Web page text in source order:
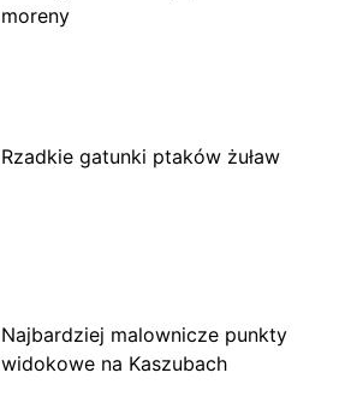
moreny
Rzadkie gatunki ptaków żuław
Najbardziej malownicze punkty
widokowe na Kaszubach